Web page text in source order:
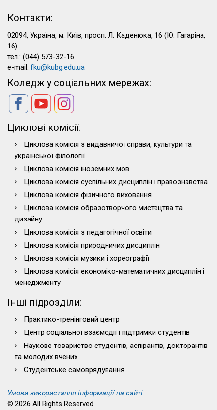
Контакти:
02094, Україна, м. Київ, просп. Л. Каденюка, 16 (Ю. Гагаріна,
16)
тел.: (044) 573-32-16
e-mail: fku@kubg.edu.ua
Коледж у соціальних мережах:
Циклові комісії:
Циклова комісія з видавничої справи, культури та
української філології
Циклова комісія іноземних мов
Циклова комісія суспільних дисциплін і правознавства
Циклова комісія фізичного виховання
Циклова комісія образотворчого мистецтва та
дизайну
Циклова комісія з педагогічної освіти
Циклова комісія природничих дисциплін
Циклова комісія музики і хореографії
Циклова комісія економіко-математичних дисциплін і
менеджменту
Інші підрозділи:
Практико-тренінговий центр
Центр соціальної взаємодії і підтримки студентів
Наукове товариство студентів, аспірантів, докторантів
та молодих вчених
Студентське самоврядування
Умови використання інформації на сайті
© 2026 All Rights Reserved